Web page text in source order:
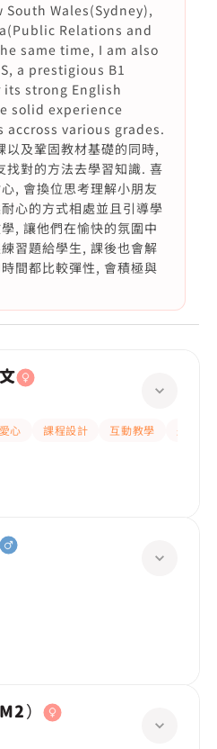
Wales(Sydney),
Relations and
same time, I am also
a prestigious B1
strong English
solid experience
various grades.
以及鞏固教材基礎的同時,
找對的方法去學習知識. 喜
, 會換位思考理解小朋友
心的方式相處並且引導學
, 讓他們在愉快的氛圍中
習題給學生, 課後也會解
間都比較彈性, 會積極與
心 課程設計 互動教學
題目講
）